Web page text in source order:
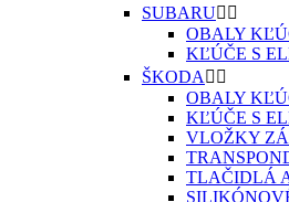
SUBARU 
OBALY
KĽÚČE S
ŠKODA  
OBALY
KĽÚČE S
VLOŽKY
TLAČIDLÁ